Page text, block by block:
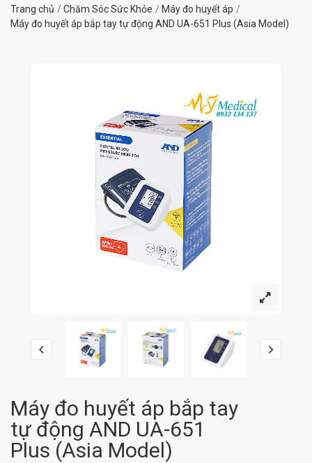
Trang chủ Chăm Sóc Sức Khỏe
Máy đo huyết áp
Máy đo huyết áp bắp tay tự động AND UA-651 Plus (Asia Model)
Máy đo huyết áp bắp tay
tự động AND UA-651
Plus (Asia Model)